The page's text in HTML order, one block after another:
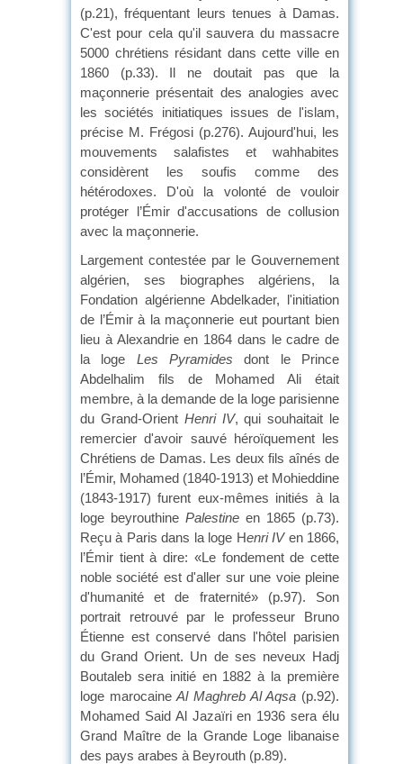
(p.21), fréquentant leurs tenues à Damas.
C'est pour cela qu'il sauvera du massacre
5000 chrétiens résidant dans cette ville en
1860 (p.33). Il ne doutait pas que la
maçonnerie présentait des analogies avec
les sociétés initiatiques issues de l'islam,
précise M. Frégosi (p.276). Aujourd'hui, les
mouvements salafistes et wahhabites
considèrent les soufis comme des
hétérodoxes. D'où la volonté de vouloir
protéger l’Émir d'accusations de collusion
avec la maçonnerie.
Largement contestée par le Gouvernement
algérien, ses biographes algériens, la
Fondation algérienne Abdelkader, l'initiation
de l’Émir à la maçonnerie eut pourtant bien
lieu à Alexandrie en 1864 dans le cadre de
la loge Les Pyramidesdont le Prince
Abdelhalim fils de Mohamed Ali était
membre, à la demande de la loge parisienne
du Grand-Orient Henri IV, qui souhaitait le
remercier d'avoir sauvé héroïquement les
Chrétiens de Damas. Les deux fils aînés de
l’Émir, Mohamed (1840-1913) et Mohieddine
(1843-1917) furent eux-mêmes initiés à la
loge beyrouthine Palestine en 1865 (p.73).
Reçu à Paris dans la loge Henri IV en 1866,
l’Émir tient à dire: «Le fondement de cette
noble société est d'aller sur une voie pleine
d'humanité et de fraternité» (p.97). Son
portrait retrouvé par le professeur Bruno
Étienne est conservé dans l'hôtel parisien
du Grand Orient. Un de ses neveux Hadj
Boutaleb sera initié en 1882 à la première
loge marocaineAl Maghreb Al Aqsa (p.92).
Mohamed Said Al Jazaïri en 1936 sera élu
Grand Maître de la Grande Loge libanaise
des pays arabes à Beyrouth (p.89).